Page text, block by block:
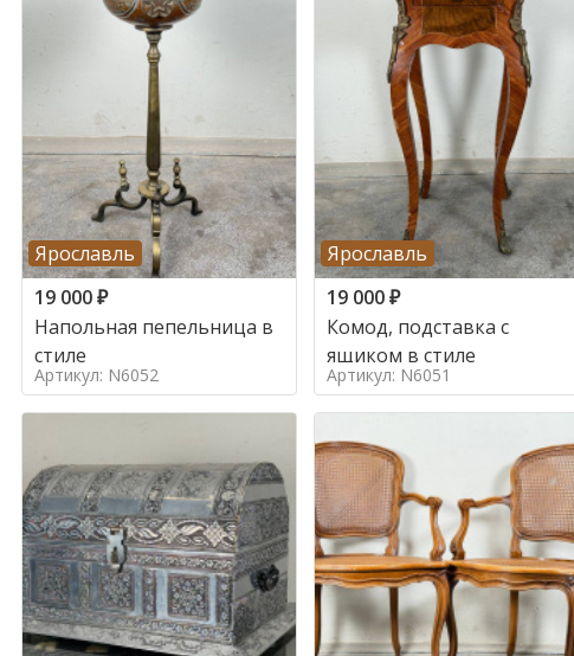
Ярославль
19 000₽
Напольная пепельница в
стиле
Артикул: N6052
Ярославль
19 000₽
Комод, подставка с
ящиком в стиле
Артикул: N6051